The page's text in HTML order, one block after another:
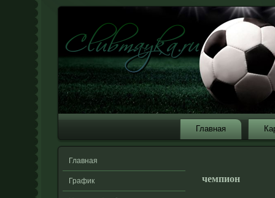
Главная
Главная
График чемпион